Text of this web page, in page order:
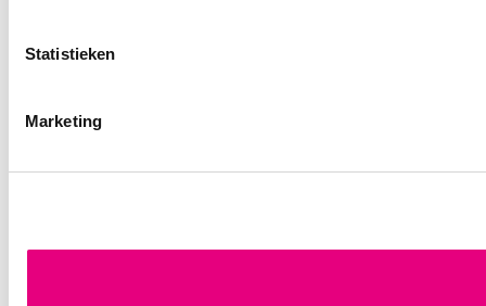
Statistieken
Marketing